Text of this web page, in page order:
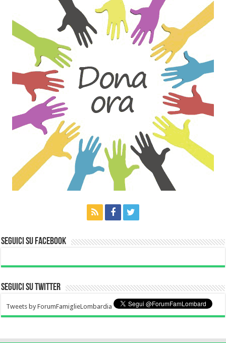
Seguici su Facebook
Seguici su Twitter
Tweets by ForumFamiglieLombardia